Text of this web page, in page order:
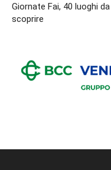
Giornate Fai, 40 luoghi da
scoprire